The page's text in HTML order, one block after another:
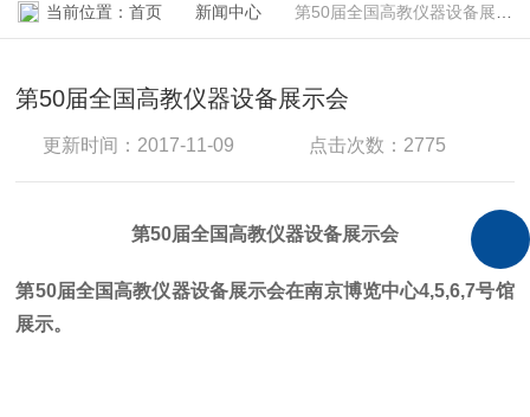
当前位置： 首页 新闻中心 第50届全国高教仪器设备展示会
第50届全国高教仪器设备展示会
更新时间：2017-11-09 点击次数：2775
第50届全国高教仪器设备展示会
第50届全国高教仪器设备展示会在南京博览中心4,5,6,7号馆
展示。